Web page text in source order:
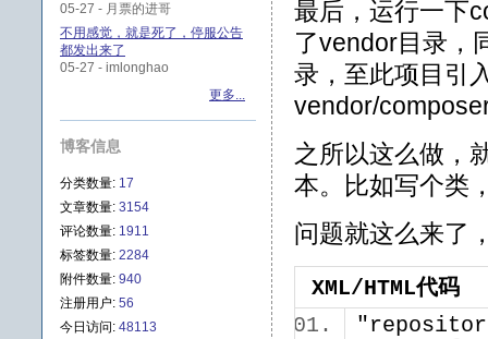
最后，运行一下
了vendor目录，
录，至此项目引
vendor/
之所以这么做，
本。比如写个类
问题就这么来了
XML/HTML代码
05-27 - 月票的进哥
不用感觉，就是死了，停服公告
都发出来了
05-27 - imlonghao
更多...
博客信息
分类数量: 17
文章数量: 3154
评论数量: 1911
标签数量: 2284
附件数量: 940
注册用户: 56
今日访问: 48113